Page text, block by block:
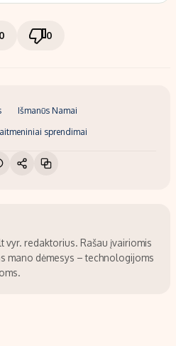
0 0
Išmanūs Namai
sprendimai
vyr. redaktorius. Rašau įvairiomis
mano dėmesys – technologijoms